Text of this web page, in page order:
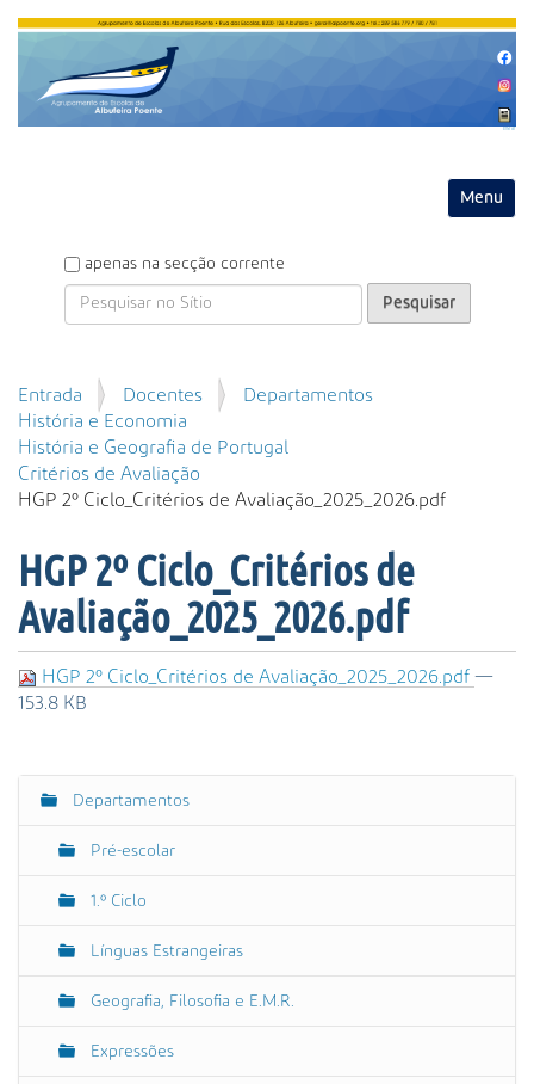
Toggle
P
e
i
s
a
r
apenas na secção corrente
P
e
s
q
u
v
a
n
ç
a
Entrada Docentes
Departamentos
História e Economia
História e Geografia de Portugal
Critérios de Avaliação
HGP 2º Ciclo_Critérios de Avaliação_2025_2026.pdf
HGP 2º Ciclo_Critérios de
Avaliação_2025_2026.pdf
HGP 2º Ciclo_Critérios de Avaliação_2025_2026.pdf —
153.8 KB
N
Departamentos
Pré-escolar
1.º Ciclo
Línguas Estrangeiras
Geografia, Filosofia e E.M.R.
Expressões